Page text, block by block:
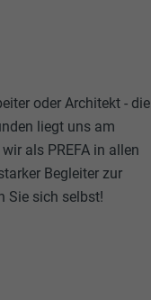
oder Architekt - die
liegt uns am
als PREFA in allen
Begleiter zur
Sie sich selbst!